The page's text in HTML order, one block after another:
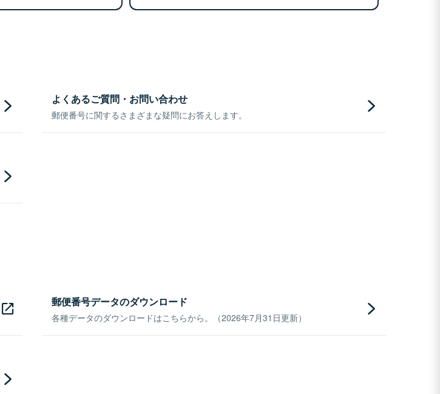
よくあるご質問・お問い合わせ
郵便番号に関するさまざまな疑問にお答えします。
郵便番号データのダウンロード
各種データのダウンロードはこちらから。（2026年7月31日更新）